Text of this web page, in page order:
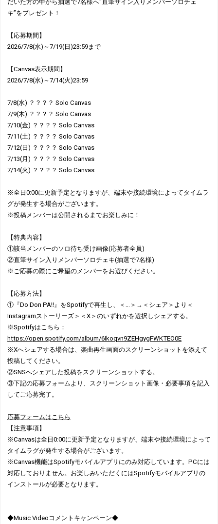
だいた方の中から抽選で7名様へ“直筆サイン入りメンバーソロチェ
キ”をプレゼント！
【応募期間】
2026/7/8(水)～7/19(日)23:59まで
【Canvas表示期間】
2026/7/8(水)～7/14(火)23:59
7/8(水) ？？？？ Solo Canvas
7/9(木) ？？？？ Solo Canvas
7/10(金) ？？？？ Solo Canvas
7/11(土) ？？？？ Solo Canvas
7/12(日) ？？？？ Solo Canvas
7/13(月) ？？？？ Solo Canvas
7/14(火) ？？？？ Solo Canvas
※全日0:00に更新予定となりますが、端末や接続環境によってタイムラ
グが発生する場合がございます。
※投稿メンバーは公開されるまでお楽しみに！
【特典内容】
①該当メンバーのソロ待ち受け画像(応募者全員)
②直筆サイン入りメンバーソロチェキ(抽選で7名様)
※ご応募の際にご希望のメンバーをお選びください。
【応募方法】
①『Do Don PA!!』をSpotifyで再生し、＜…＞→＜シェア＞より＜
Instagramストーリーズ＞＜X＞のいずれかを選択しシェアする。
※Spotifyはこちら：
https://open.spotify.com/album/6Ikoqvn9ZEHgygFWKTEO0E
※Xへシェアする場合は、楽曲再生画面のスクリーンショットを添えて
投稿してください。
②SNSへシェアした投稿をスクリーンショットする。
③下記の応募フォームより、スクリーンショット画像・必要事項を記入
してご応募完了。
応募フォームはこちら
【注意事項】
※Canvasは全日0:00に更新予定となりますが、端末や接続環境によって
タイムラグが発生する場合がございます。
※Canvas機能はSpotifyモバイルアプリにのみ対応しています。PCには
対応しておりません。お楽しみいただくにはSpotifyモバイルアプリの
インストールが必要となります。
◆Music Videoコメントキャンペーン◆